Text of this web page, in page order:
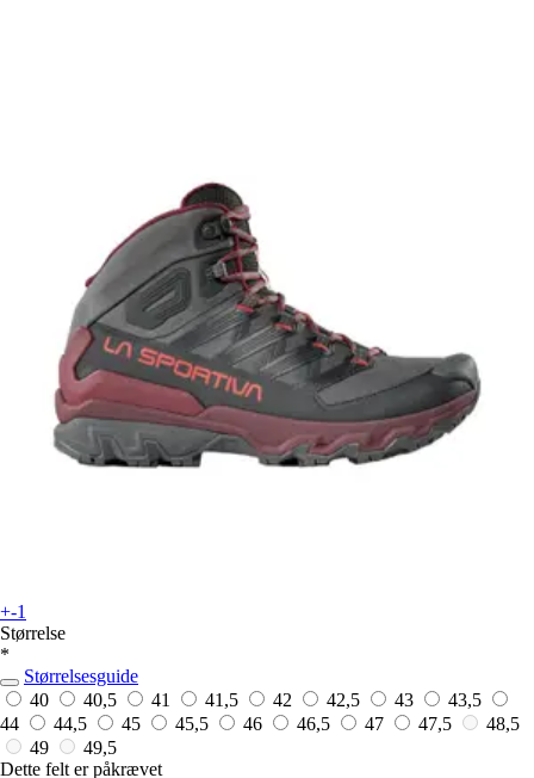
+-1
Størrelse
*
Størrelsesguide
40
40,5 41 41,5 42 42,5 43
43,5
44
44,5 45 45,5 46 46,5 47 47,5
48,5
49
49,5
Dette felt er påkrævet